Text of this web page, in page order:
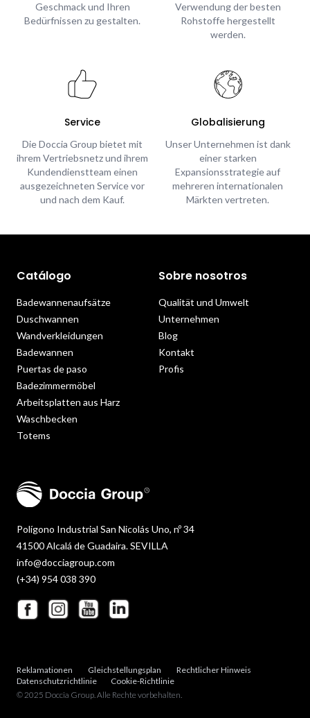
Geschmack und Ihren
Bedürfnissen zu gestalten.
Verwendung der besten
Rohstoffe hergestellt
werden.
Service
Die Doccia Group bietet mit
ihrem Vertriebsnetz und ihrem
Kundendienstteam einen
ausgezeichneten Service vor
und nach dem Kauf.
Globalisierung
Unser Unternehmen ist dank
einer starken
Expansionsstrategie auf
mehreren internationalen
Märkten vertreten.
Polígono Industrial San Nicolás Uno, nº 34
41500 Alcalá de Guadaira. SEVILLA
info@docciagroup.com
(+34) 954 038 390
Catálogo
Badewannenaufsätze
Duschwannen
Wandverkleidungen
Badewannen
Puertas de paso
Badezimmermöbel
Arbeitsplatten aus Harz
Waschbecken
Totems
Sobre nosotros
Qualität und Umwelt
Unternehmen
Blog
Kontakt
Profis
Reklamationen Gleichstellungsplan
Rechtlicher Hinweis
Datenschutzrichtlinie
Cookie-Richtlinie
© 2025 Doccia Group. Alle Rechte vorbehalten.